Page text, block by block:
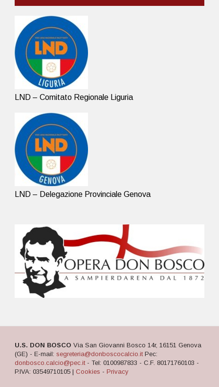
LND – Comitato Regionale Liguria
LND – Delegazione Provinciale Genova
U.S. DON BOSCO Via San Giovanni Bosco 14r, 16151 Genova
(GE) - E-mail: segreteria@donboscocalcio.itPec:
donbosco.calcio@pec.it- Tel: 0100987833 - C.F. 80171760103 -
P.IVA: 03549710105 | Cookies - Privacy